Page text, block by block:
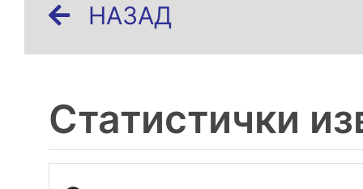
НАЗАД
Статистички